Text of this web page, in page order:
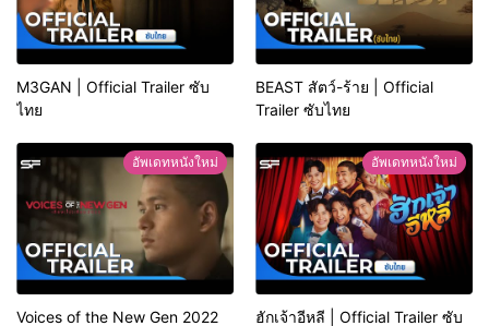
M3GAN | Official Trailer ซับ
ไทย
BEAST สัตว์-ร้าย | Official
Trailer ซับไทย
อัพเดทหนังใหม่
Voices of the New Gen 2022
อัพเดทหนังใหม่
ฮักเจ้าอีหลี | Official Trailer ซับ